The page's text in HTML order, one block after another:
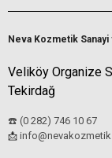
Neva Kozmetik
Veliköy Organize
Tekirdağ
☎️ (0 282) 746 10 67
📩